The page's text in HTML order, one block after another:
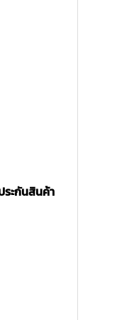
ะกันสินค้า